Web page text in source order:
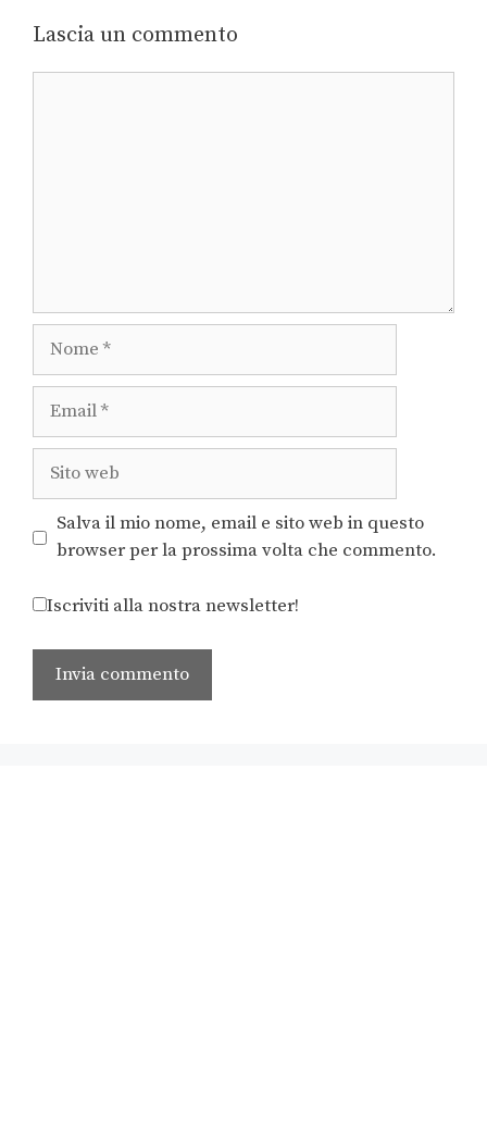
Lascia un commento
Salva il mio nome, email e sito web in questo
browser per la prossima volta che commento.
Iscriviti alla nostra newsletter!